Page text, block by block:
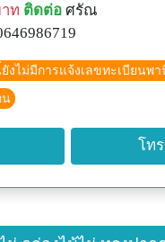
ม้ไผ่ #ไม้ไผ่ลำ #ไม้นั่งร้า
หลักหอย #ไม้ไผ่ผ่าซีกแห
ชนิด #ไม้ม็อบ #ไม้ไผ่ผ่า
ก #ไผ่เลี้ยง #ไผ่รวก #ไม้
ไผ่สีสุก #ไผ่สีสุก #ไม้ไผ่ค้
ไม้เป๊ก #ไม้ไผ่ดามต้นไ
ผ่ค้ำกล้วย #ไม้ค้ำกล้วย #
ท ติดต่อ ศรัณ
งไม่มีการแจ้งเลขทะเบียนพ
น
โท